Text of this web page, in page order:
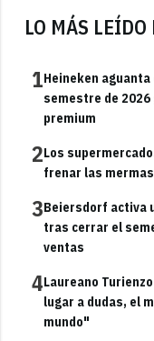
LO MÁS
1Heineken
semestre de 2026
premium
2Los
frenar las
3Beiersdorf activa
tras cerrar el
ventas
4Laureano
lugar a dudas, el
mundo"